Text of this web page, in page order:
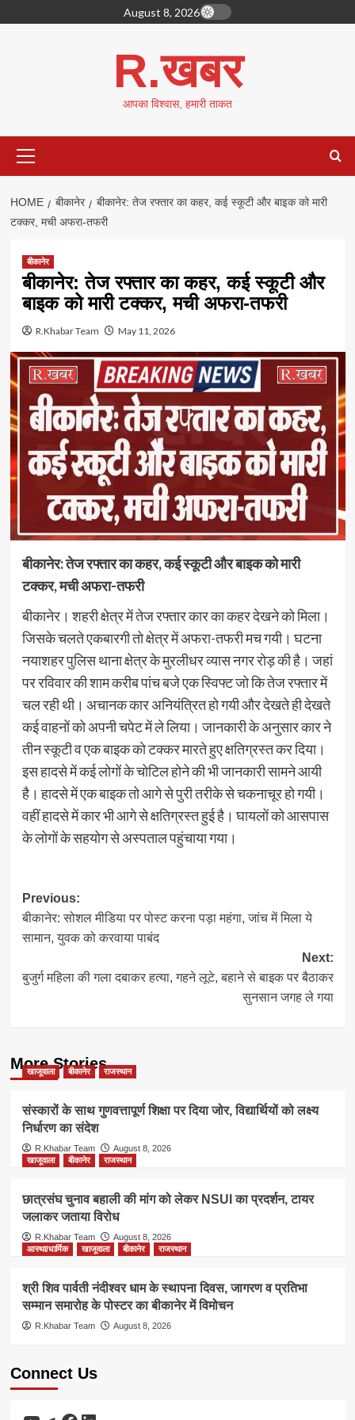
to
August 8, 2026
R.खबर
आपका विश्वास, हमारी ताकत
Menu
HOME बीकानेर
बीकानेर: तेज रफ्तार का कहर, कई स्कूटी और बाइक को मारी
टक्कर, मची अफरा-तफरी
बीकानेर
बीकानेर: तेज रफ्तार का कहर, कई स्कूटी और
बाइक को मारी टक्कर, मची अफरा-तफरी
R.Khabar Team May 11, 2026
बीकानेर: तेज रफ्तार का कहर, कई स्कूटी और बाइक को मारी
टक्कर, मची अफरा-तफरी
बीकानेर। शहरी क्षेत्र में तेज रफ्तार कार का कहर देखने को मिला।
जिसके चलते एकबारगी तो क्षेत्र में अफरा-तफरी मच गयी। घटना
नयाशहर पुलिस थाना क्षेत्र के मुरलीधर व्यास नगर रोड़ की है। जहां
पर रविवार की शाम करीब पांच बजे एक स्विफ्ट जो कि तेज रफ्तार में
चल रही थी। अचानक कार अनियंत्रित हो गयी और देखते ही देखते
कई वाहनों को अपनी चपेट में ले लिया। जानकारी के अनुसार कार ने
तीन स्कूटी व एक बाइक को टक्कर मारते हुए क्षतिग्रस्त कर दिया।
इस हादसे में कई लोगों के चोटिल होने की भी जानकारी सामने आयी
है। हादसे में एक बाइक तो आगे से पुरी तरीके से चकनाचूर हो गयी।
वहीं हादसे में कार भी आगे से क्षतिग्रस्त हुई है। घायलों को आसपास
के लोगों के सहयोग से अस्पताल पहुंचाया गया।
Post
navigation
Previous:
बीकानेर: सोशल मीडिया पर पोस्ट करना पड़ा महंगा, जांच में मिला ये
सामान, युवक को करवाया पाबंद
Next:
बुजुर्ग महिला की गला दबाकर हत्या, गहने लूटे, बहाने से बाइक पर बैठाकर
सुनसान जगह ले गया
More Stories
खाजूवाला बीकानेर राजस्थान
संस्कारों के साथ गुणवत्तापूर्ण शिक्षा पर दिया जोर, विद्यार्थियों को लक्ष्य
निर्धारण का संदेश
R.Khabar Team
August 8, 2026
खाजूवाला
बीकानेर राजस्थान
छात्रसंघ चुनाव बहाली की मांग को लेकर NSUI का प्रदर्शन, टायर
जलाकर जताया विरोध
R.Khabar Team
August 8, 2026
आस्था/धार्मिक
खाजूवाला बीकानेर राजस्थान
श्री शिव पार्वती नंदीश्वर धाम के स्थापना दिवस, जागरण व प्रतिभा
सम्मान समारोह के पोस्टर का बीकानेर में विमोचन
R.Khabar Team August 8, 2026
Connect Us